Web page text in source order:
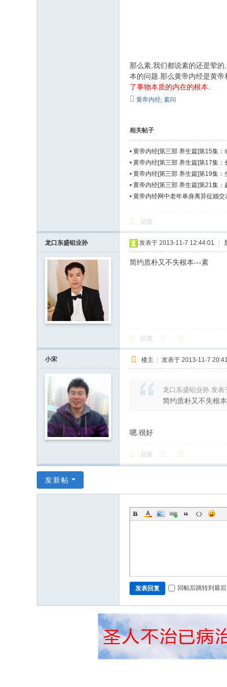
那么素,我们都说素的还是荤
本的问题.那么黄帝内经是黄帝
了事物本质的内在的根本.
黄帝内经, 素问
相关帖子
• 黄帝内经[第三部 养生篇]第15集：
• 黄帝内经[第三部 养生篇]第17集：
• 黄帝内经[第三部 养生篇]第19集：
• 黄帝内经[第三部 养生篇]第21集：
• 黄帝内经网中老年单身离异征婚交
回复
龙口东盛铝业孙 发表于 2013-11-7 12:44:01
简约质朴又不失根本---素
回复
小宋 楼主 | 发表于 2013-11-7
龙口东盛铝业孙 发表
简约质朴又不失根
嗯.很好
回复
发新帖
发表回复 回帖后跳转到最